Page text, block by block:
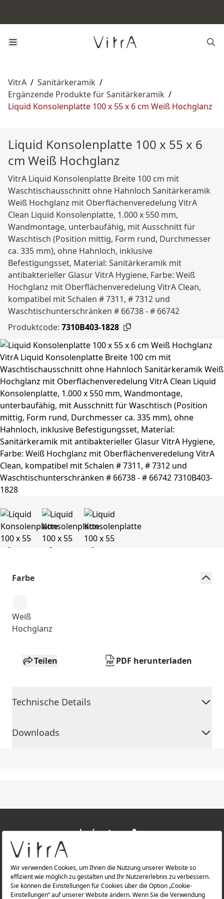
VitrA / Sanitärkeramik /
Ergänzende Produkte für Sanitärkeramik /
Liquid Konsolenplatte 100 x 55 x 6 cm Weiß Hochglanz
Liquid Konsolenplatte 100 x 55 x 6
cm Weiß Hochglanz
VitrA Liquid Konsolenplatte Breite 100 cm mit
Waschtischausschnitt ohne Hahnloch Sanitärkeramik
Weiß Hochglanz mit Oberflächenveredelung VitrA
Clean Liquid Konsolenplatte, 1.000 x 550 mm,
Wandmontage, unterbaufähig, mit Ausschnitt für
Waschtisch (Position mittig, Form rund, Durchmesser
ca. 335 mm), ohne Hahnloch, inklusive
Befestigungsset, Material: Sanitärkeramik mit
antibakterieller Glasur VitrA Hygiene, Farbe: Weiß
Hochglanz mit Oberflächenveredelung VitrA Clean,
kompatibel mit Schalen # 7311, # 7312 und
Waschtischunterschränken # 66738 - # 66742
Produktcode: 7310B403-1828
Farbe
Weiß
Hochglanz
Teilen PDF herunterladen
Technische Details
Downloads
ÜBER UNS